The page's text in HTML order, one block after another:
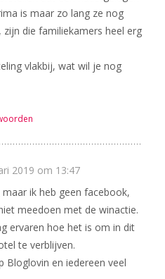
is maar zo lang ze nog
zijn die familiekamers heel erg
vlakbij, wat wil je nog
2019 om 13:47
maar ik heb geen facebook,
meedoen met de winactie.
ervaren hoe het is om in dit
te verblijven.
Bloglovin en iedereen veel